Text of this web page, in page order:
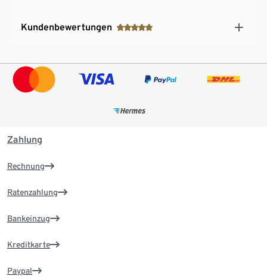
Kundenbewertungen
Zahlung
Rechnung
Ratenzahlung
Bankeinzug
Kreditkarte
Paypal